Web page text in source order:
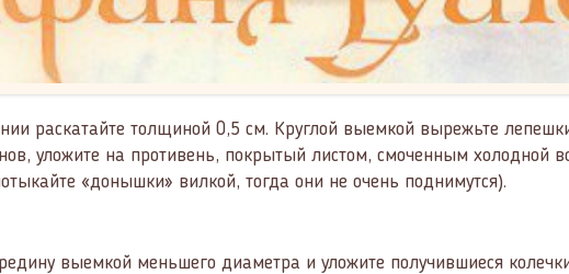
раскатайте толщиной 0,5 см. Круглой выемкой вырежьте
уложите на противень, покрытый листом, смоченным холодной
«донышки» вилкой, тогда они не очень поднимутся).
выемкой меньшего диаметра и уложите получившиеся